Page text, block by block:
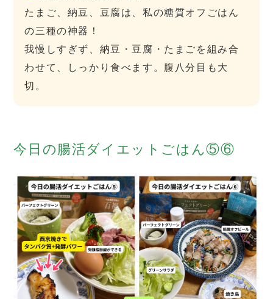
たまご、納豆、豆腐は、私の糖質オフごはん
の三種の神器！
我慢しすぎず、納豆・豆腐・たまごを組み合
わせて、しっかり食べます。腹八分目も大
切。
今日の腸活ダイエットごはん⑤⑥